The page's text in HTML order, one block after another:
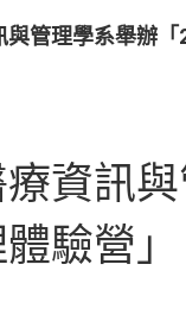
管理學系舉辦
資訊
驗營」